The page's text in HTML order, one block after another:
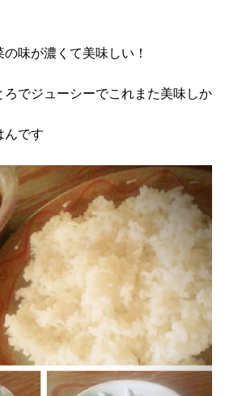
味が濃くて美味しい！
ろでジューシーでこれまた美味しか
んです